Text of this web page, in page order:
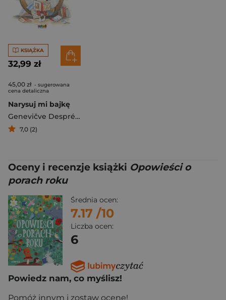
KSIĄŻKA
32,99 zł
45,00 zł - sugerowana
cena detaliczna
Narysuj mi bajkę
Genevičve Després,
7,0 (2)
Oceny i recenzje książki Opowieści o
porach roku
Średnia ocen:
7.17 /10
Liczba ocen:
6
Powiedz nam, co myślisz!
Pomóż innym i zostaw ocenę!